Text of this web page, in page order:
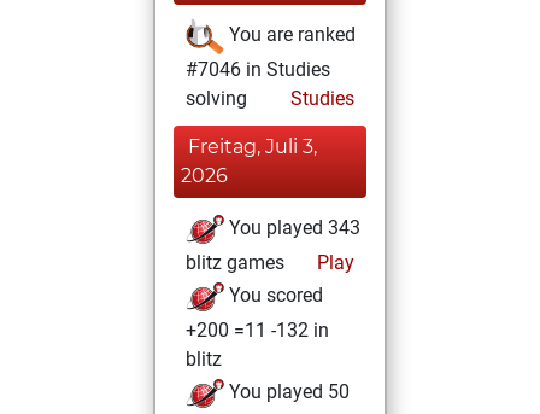
You are ranked
#7046 in Studies
solving
Studies
Freitag, Juli 3,
2026
You played 343
blitz games
Play
You scored
+200 =11 -132 in
blitz
You played 50